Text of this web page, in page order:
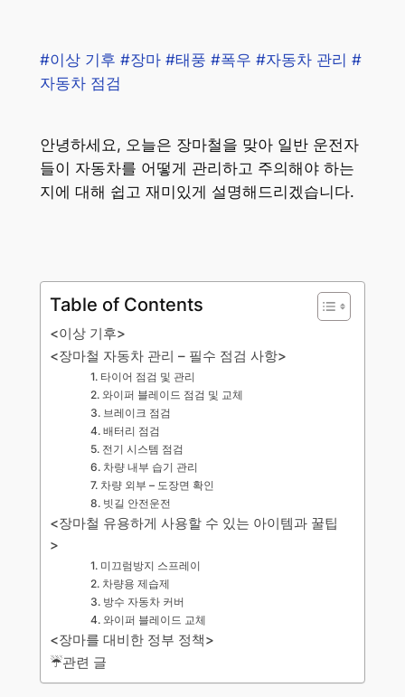
#이상 기후 #장마 #태풍 #폭우 #자동차 관리 #
자동차 점검
안녕하세요, 오늘은 장마철을 맞아 일반 운전자
들이 자동차를 어떻게 관리하고 주의해야 하는
지에 대해 쉽고 재미있게 설명해드리겠습니다.
Table of Contents
<이상 기후>
<장마철 자동차 관리 – 필수 점검 사항>
1. 타이어 점검 및 관리
2. 와이퍼 블레이드 점검 및 교체
3. 브레이크 점검
4. 배터리 점검
5. 전기 시스템 점검
6. 차량 내부 습기 관리
7. 차량 외부 – 도장면 확인
8. 빗길 안전운전
<장마철 유용하게 사용할 수 있는 아이템과 꿀팁
>
1. 미끄럼방지 스프레이
2. 차량용 제습제
3. 방수 자동차 커버
4. 와이퍼 블레이드 교체
<장마를 대비한 정부 정책>
☔관련 글